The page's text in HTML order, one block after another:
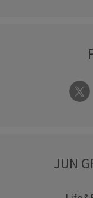
JUN